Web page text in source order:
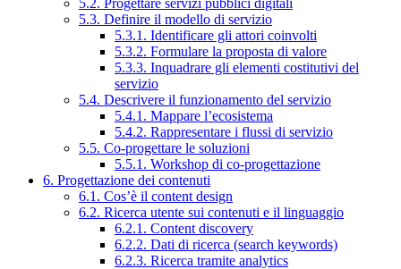
5.2. Progettare servizi pubblici digitali
5.3. Definire il modello di servizio
5.3.1. Identificare gli attori coinvolti
5.3.2. Formulare la proposta di valore
5.3.3. Inquadrare gli elementi costitutivi del
servizio
5.4. Descrivere il funzionamento del servizio
5.4.1. Mappare l’ecosistema
5.4.2. Rappresentare i flussi di servizio
5.5. Co-progettare le soluzioni
5.5.1. Workshop di co-progettazione
6. Progettazione dei contenuti
6.1. Cos’è il content design
6.2. Ricerca utente sui contenuti e il linguaggio
6.2.1. Content discovery
6.2.2. Dati di ricerca (search keywords)
6.2.3. Ricerca tramite analytics